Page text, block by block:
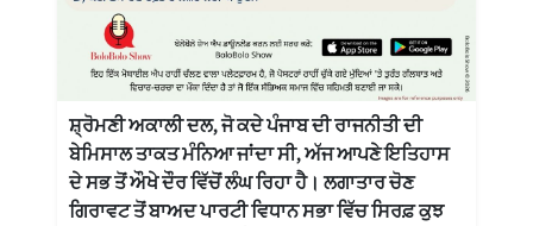
ਸ਼੍ਰੋਮਣੀ ਅਕਾਲੀ ਦਲ, ਜੋ ਕਦੇ ਪੰਜਾਬ ਦੀ ਰਾਜਨੀਤੀ ਦੀ
ਬੇਮਿਸਾਲ ਤਾਕਤ ਮੰਨਿਆ ਜਾਂਦਾ ਸੀ, ਅੱਜ ਆਪਣੇ ਇਤਿਹਾਸ
ਦੇ ਸਭ ਤੋਂ ਔਖੇ ਦੌਰ ਵਿੱਚੋਂ ਲੰਘ ਰਿਹਾ ਹੈ। ਲਗਾਤਾਰ ਚੋਣ
ਗਿਰਾਵਟ ਤੋਂ ਬਾਅਦ ਪਾਰਟੀ ਵਿਧਾਨ ਸਭਾ ਵਿੱਚ ਸਿਰਫ਼ ਕੁਝ